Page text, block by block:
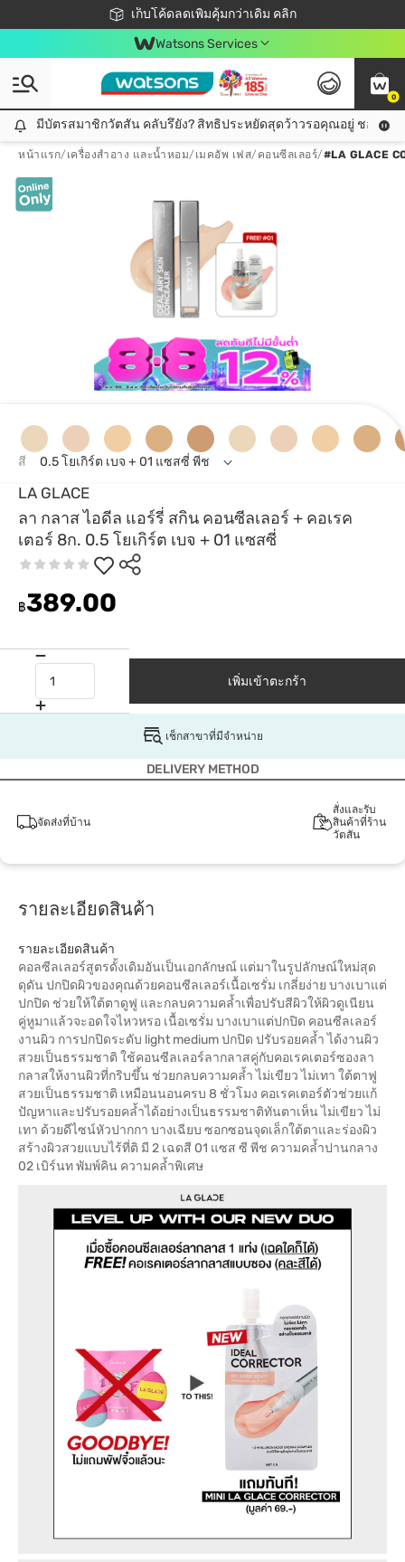
เก็บโค้ดลดเพิ่มคุ้มกว่าเดิม คลิก
ชอปออนไลน์ครั้งแรก ลดเพิ่มจุก ๆ 10%! 🎉
📦ส่งฟรี! เมื่อชอป 499฿
สมาชิกวัตสัน คลับดียังไง?
Watsons Services
0
มีบัตรสมาชิกวัตสัน คลับรึยัง? สิทธิประหยัดสุดว้าวรอคุณอยู่ ชอปคุ้มกว่าเดิม คลิก!
มีบัตรสมาชิกวัตสัน คลับรึยัง? สิทธิประหยัดสุดว้าวรอคุณอยู่ ชอปคุ้มก
หน้าแรก/ เครื่องสำอาง และน้ำหอม/ เมคอัพ เฟส/ คอนซีลเลอร์/#LA GLACE
LA GLACE
ลา กลาส ไอดีล แอร์รี่ สกิน คอนซีลเลอร์ + คอเรค
เตอร์ 8ก. 0.5 โยเกิร์ต เบจ + 01 แซสซี่
฿389.00
สี 0.5 โยเกิร์ต เบจ + 01 แซสซี่ พีช
เพิ่มเข้าตะกร้า
เช็กสาขาที่มีจำหน่าย
DELIVERY METHOD
จัดส่งที่บ้าน
สั่งและรับ
สินค้าที่ร้าน
วัตสัน
รายละเอียดสินค้า
รายละเอียดสินค้า
คอลซีลเลอร์สูตรดั้งเดิมอันเป็นเอกลักษณ์ แต่มาในรูปลักษณ์ใหม่สุด
ดุดัน ปกปิดผิวของคุณด้วยคอนซีลเลอร์เนื้อเซรั่ม เกลี่ยง่าย บางเบาแต่
ปกปิด ช่วยให้ใต้ตาดูฟู และกลบความคล้ำเพื่อปรับสีผิวให้ผิวดูเนียน
คู่หูมาแล้วจะอดใจไหวหรอ เนื้อเซรั่ม บางเบาแต่ปกปิด คอนซีลเลอร์
งานผิว การปกปิดระดับ light medium ปกปิด ปรับรอยคล้ำ ได้งานผิว
สวยเป็นธรรมชาติ ใช้คอนซีลเลอร์ลากลาสคู่กับคอเรคเตอร์ซองลา
กลาสให้งานผิวที่กริบขึ้น ช่วยกลบความคล้ำ ไม่เขียว ไม่เทา ใต้ตาฟู
สวยเป็นธรรมชาติ เหมือนนอนครบ 8 ชั่วโมง คอเรคเตอร์ตัวช่วยแก้
ปัญหาและปรับรอยคล้ำได้อย่างเป็นธรรมชาติทันตาเห็น ไม่เขียว ไม่
เทา ด้วยดีไซน์หัวปากกา บางเฉียบ ซอกซอนจุดเล็กใต้ตาและร่องผิว
สร้างผิวสวยแบบไร้ที่ติ มี 2 เฉดสี 01 แซส ซี พีช ความคล้ำปานกลาง
02 เบิร์นท พัมพ์คิน ความคล้ำพิเศษ